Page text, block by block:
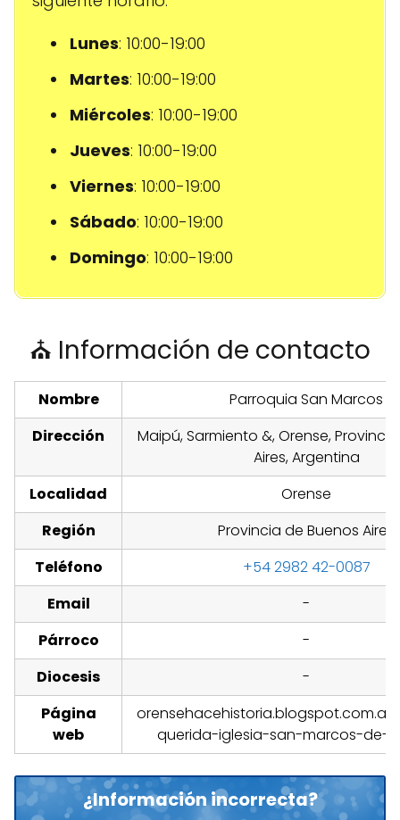
Lunes: 10:00-19:00
Martes: 10:00-19:00
Miércoles: 10:00-19:00
Jueves: 10:00-19:00
Viernes: 10:00-19:00
Sábado: 10:00-19:00
Domingo: 10:00-19:00
⛪ Información de contacto
Nombre
Parroquia San Marcos
Dirección
Maipú, Sarmiento &, Orense,
Aires, Argentina
Localidad
Orense
Región
Provincia de Buenos Aires
Teléfono
+54 2982 42-0087
Email
-
Párroco
-
Diocesis
-
Página
web
querida-iglesia-san-marcos-de-
¿Información incorrecta?